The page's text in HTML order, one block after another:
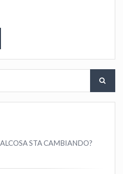
STA CAMBIANDO?